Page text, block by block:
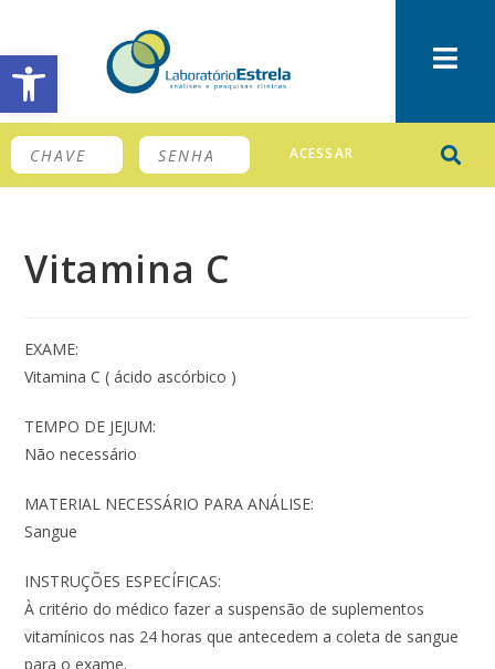
Barra de Ferramentas Aberta
ACESSAR
Vitamina C
EXAME:
Vitamina C ( ácido ascórbico )
TEMPO DE JEJUM:
Não necessário
MATERIAL NECESSÁRIO PARA ANÁLISE:
Sangue
INSTRUÇÕES ESPECÍFICAS:
À critério do médico fazer a suspensão de suplementos
vitamínicos nas 24 horas que antecedem a coleta de sangue
para o exame.